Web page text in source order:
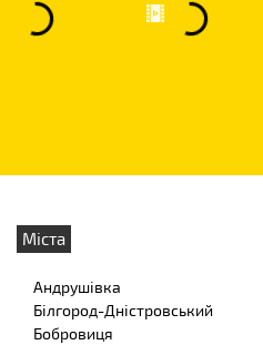
Міста
Андрушівка
Білгород-Дністровський
Бобровиця